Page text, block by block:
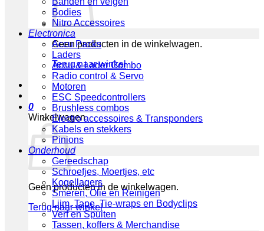
Geen producten in de winkelwagen.
Terug naar winkel
0
Winkelwagen
Geen producten in de winkelwagen.
Terug naar winkel
Bodies
Nitro Accessoires
Electronica
Accu Packs
Laders
Accu & Lader Combo
Radio control & Servo
Motoren
ESC Speedcontrollers
Brushless combos
Electro accessoires & Transponders
Kabels en stekkers
Pinions
Onderhoud
Gereedschap
Schroefjes, Moertjes, etc
Kogellagers
Smeren, Olie en Reinigen
Lijm, Tape, Tie-wraps en Bodyclips
Verf en Spuiten
Tassen, koffers & Merchandise